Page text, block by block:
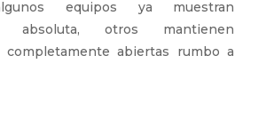
equipos ya muestran
absoluta, otros mantienen
completamente abiertas rumbo a